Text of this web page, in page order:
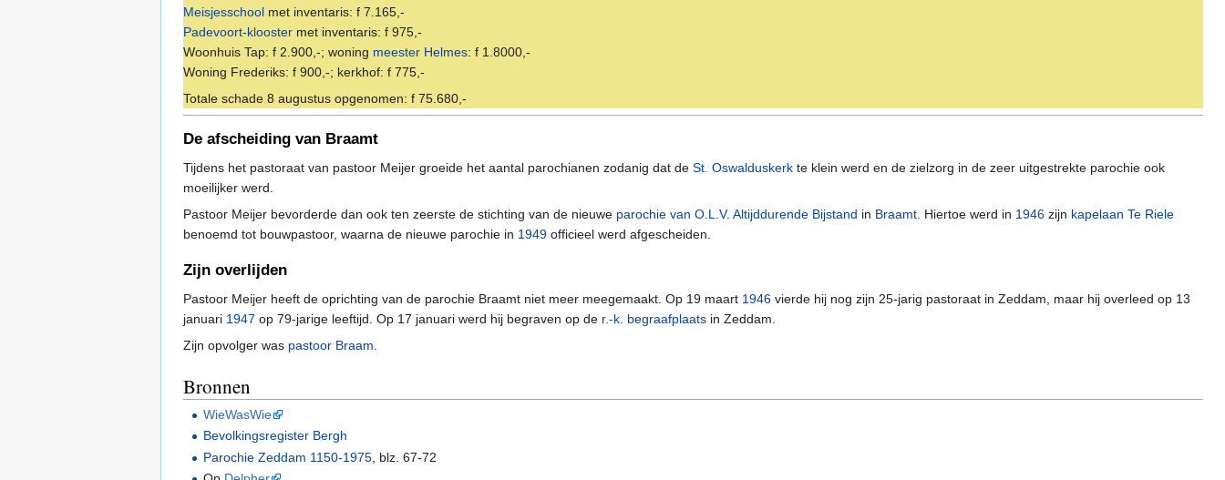
Meisjesschool met inventaris: f 7.165,-
Padevoort-klooster met inventaris: f 975,-
Woonhuis Tap: f 2.900,-; woning meester Helmes: f 1.8000,-
Woning Frederiks: f 900,-; kerkhof: f 775,-
Totale schade 8 augustus opgenomen: f 75.680,-
De afscheiding van Braamt
Tijdens het pastoraat van pastoor Meijer groeide het aantal parochianen zodanig dat de St. Oswalduskerk te klein werd en de zielzorg in de zeer uitgestrekte parochie ook
moeilijker werd.
Pastoor Meijer bevorderde dan ook ten zeerste de stichting van de nieuwe parochie van O.L.V. Altijddurende Bijstand in Braamt. Hiertoe werd in 1946 zijn kapelaan Te Riele
benoemd tot bouwpastoor, waarna de nieuwe parochie in 1949 officieel werd afgescheiden.
Zijn overlijden
Pastoor Meijer heeft de oprichting van de parochie Braamt niet meer meegemaakt. Op 19 maart 1946 vierde hij nog zijn 25-jarig pastoraat in Zeddam, maar hij overleed op 13
januari 1947 op 79-jarige leeftijd. Op 17 januari werd hij begraven op de r.-k. begraafplaats in Zeddam.
Zijn opvolger was pastoor Braam
Bronnen
WieWasWie
Bevolkingsregister Bergh
Parochie Zeddam 1150-1975 , blz. 67-72